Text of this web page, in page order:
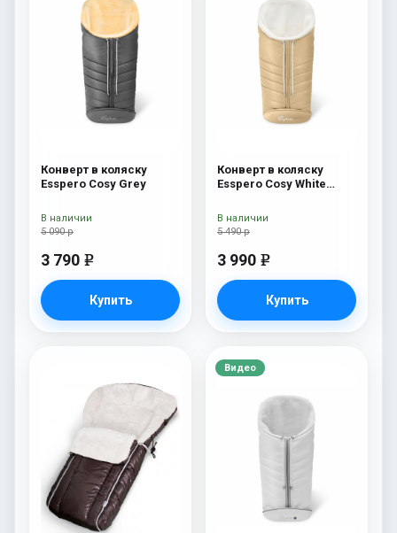
Конверт в коляску
Esspero Cosy Grey
5 090 р
3 790 e
Купить
В наличии
Конверт в коляску
Esspero Cosy White
5 490 р
3 990 e
Купить
В наличии
Видео